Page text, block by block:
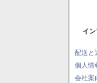
イン
配送と
個人情
会社案